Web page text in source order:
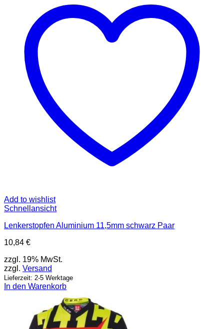
Add to wishlist
Schnellansicht
Lenkerstopfen Aluminium 11,5mm schwarz Paar
10,84 €
zzgl. 19% MwSt.
zzgl. Versand
Lieferzeit: 2-5 Werktage
In den Warenkorb